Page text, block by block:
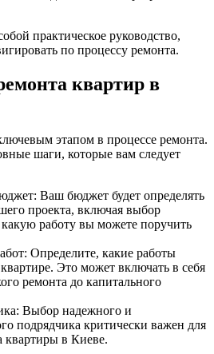
практическое руководство,
по процессу ремонта.
квартир в
этапом в процессе ремонта.
шаги, которые вам следует
Ваш бюджет будет определять
проекта, включая выбор
работу вы можете поручить
Определите, какие работы
Это может включать в себя
ремонта до капитального
Выбор надежного и
подрядчика критически важен для
квартиры в Киеве.